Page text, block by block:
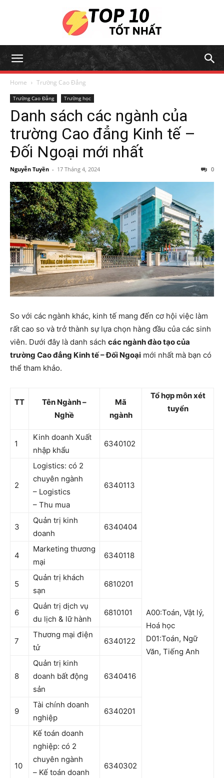
Home Trường Cao Đẳng
Trường Cao Đẳng Trường học
Danh sách các ngành của
trường Cao đẳng Kinh tế –
Đối Ngoại mới nhất
Nguyễn Tuyền - 17 Tháng 4, 2024 0
So với các ngành khác, kinh tế mang đến cơ hội việc làm
rất cao so và trở thành sự lựa chọn hàng đầu của các sinh
viên. Dưới đây là danh sách các ngành đào tạo của
trường Cao đẳng Kinh tế – Đối Ngoại mới nhất mà bạn có
thể tham khảo.
TT
Tên Ngành –
Nghề
Mã
ngành
Tổ hợp môn xét
tuyển
1
Kinh doanh Xuất
nhập khẩu
6340102
2
Logistics: có 2
chuyên ngành
– Logistics
– Thu mua
6340113
A00:Toán, Vật lý,
Hoá học
D01:Toán, Ngữ
Văn, Tiếng Anh
3
Quản trị kinh
doanh
6340404
4
Marketing thương
mại
6340118
5
Quản trị khách
sạn
6810201
6
Quản trị dịch vụ
du lịch & lữ hành
6810101
7
Thương mại điện
tử
6340122
8
Quản trị kinh
doanh bất động
sản
6340416
9
Tài chính doanh
nghiệp
6340201
10
Kế toán doanh
nghiệp: có 2
chuyên ngành
– Kế toán doanh
6340302